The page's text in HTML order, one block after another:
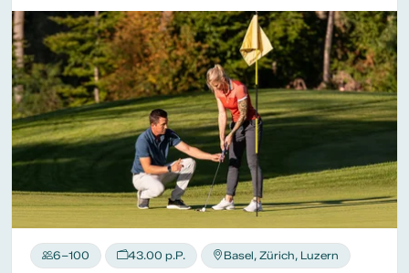
6–100 43.00 p.P. Basel, Zürich, Luzern